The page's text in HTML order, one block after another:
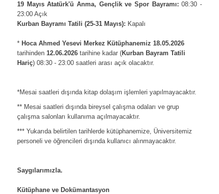
19 Mayıs Atatürk'ü Anma, Gençlik ve Spor Bayramı: 08:30 -
23:00 Açık
Kurban Bayramı Tatili (25-31 Mayıs): Kapalı
* Hoca Ahmed Yesevi Merkez Kütüphanemiz 18.05.2026
tarihinden 12.06.2026 tarihine kadar (Kurban Bayram Tatili
Hariç) 08:30 - 23:00 saatleri arası açık olacaktır.
*Mesai saatleri dışında kitap dolaşım işlemleri yapılmayacaktır.
** Mesai saatleri dışında bireysel çalışma odaları ve grup
çalışma salonları kullanıma açılmayacaktır.
*** Yukarıda belirtilen tarihlerde kütüphanemize, Üniversitemiz
personeli ve öğrencileri dışında kullanıcı alınmayacaktır.
Saygılarımızla.
Kütüphane ve Dokümantasyon